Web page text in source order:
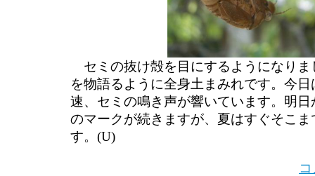
セミの抜け殻を目にするようになりま
を物語るように全身土まみれです。今
速、セミの鳴き声が響いています。明
のマークが続きますが、夏はすぐそこ
す。(U)